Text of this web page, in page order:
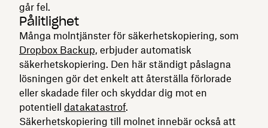
går fel.
Pålitlighet
Många molntjänster för säkerhetskopiering, som
Dropbox Backup, erbjuder automatisk
säkerhetskopiering. Den här ständigt påslagna
lösningen gör det enkelt att återställa förlorade
eller skadade filer och skyddar dig mot en
potentiell datakatastrof.
Säkerhetskopiering till molnet innebär också att